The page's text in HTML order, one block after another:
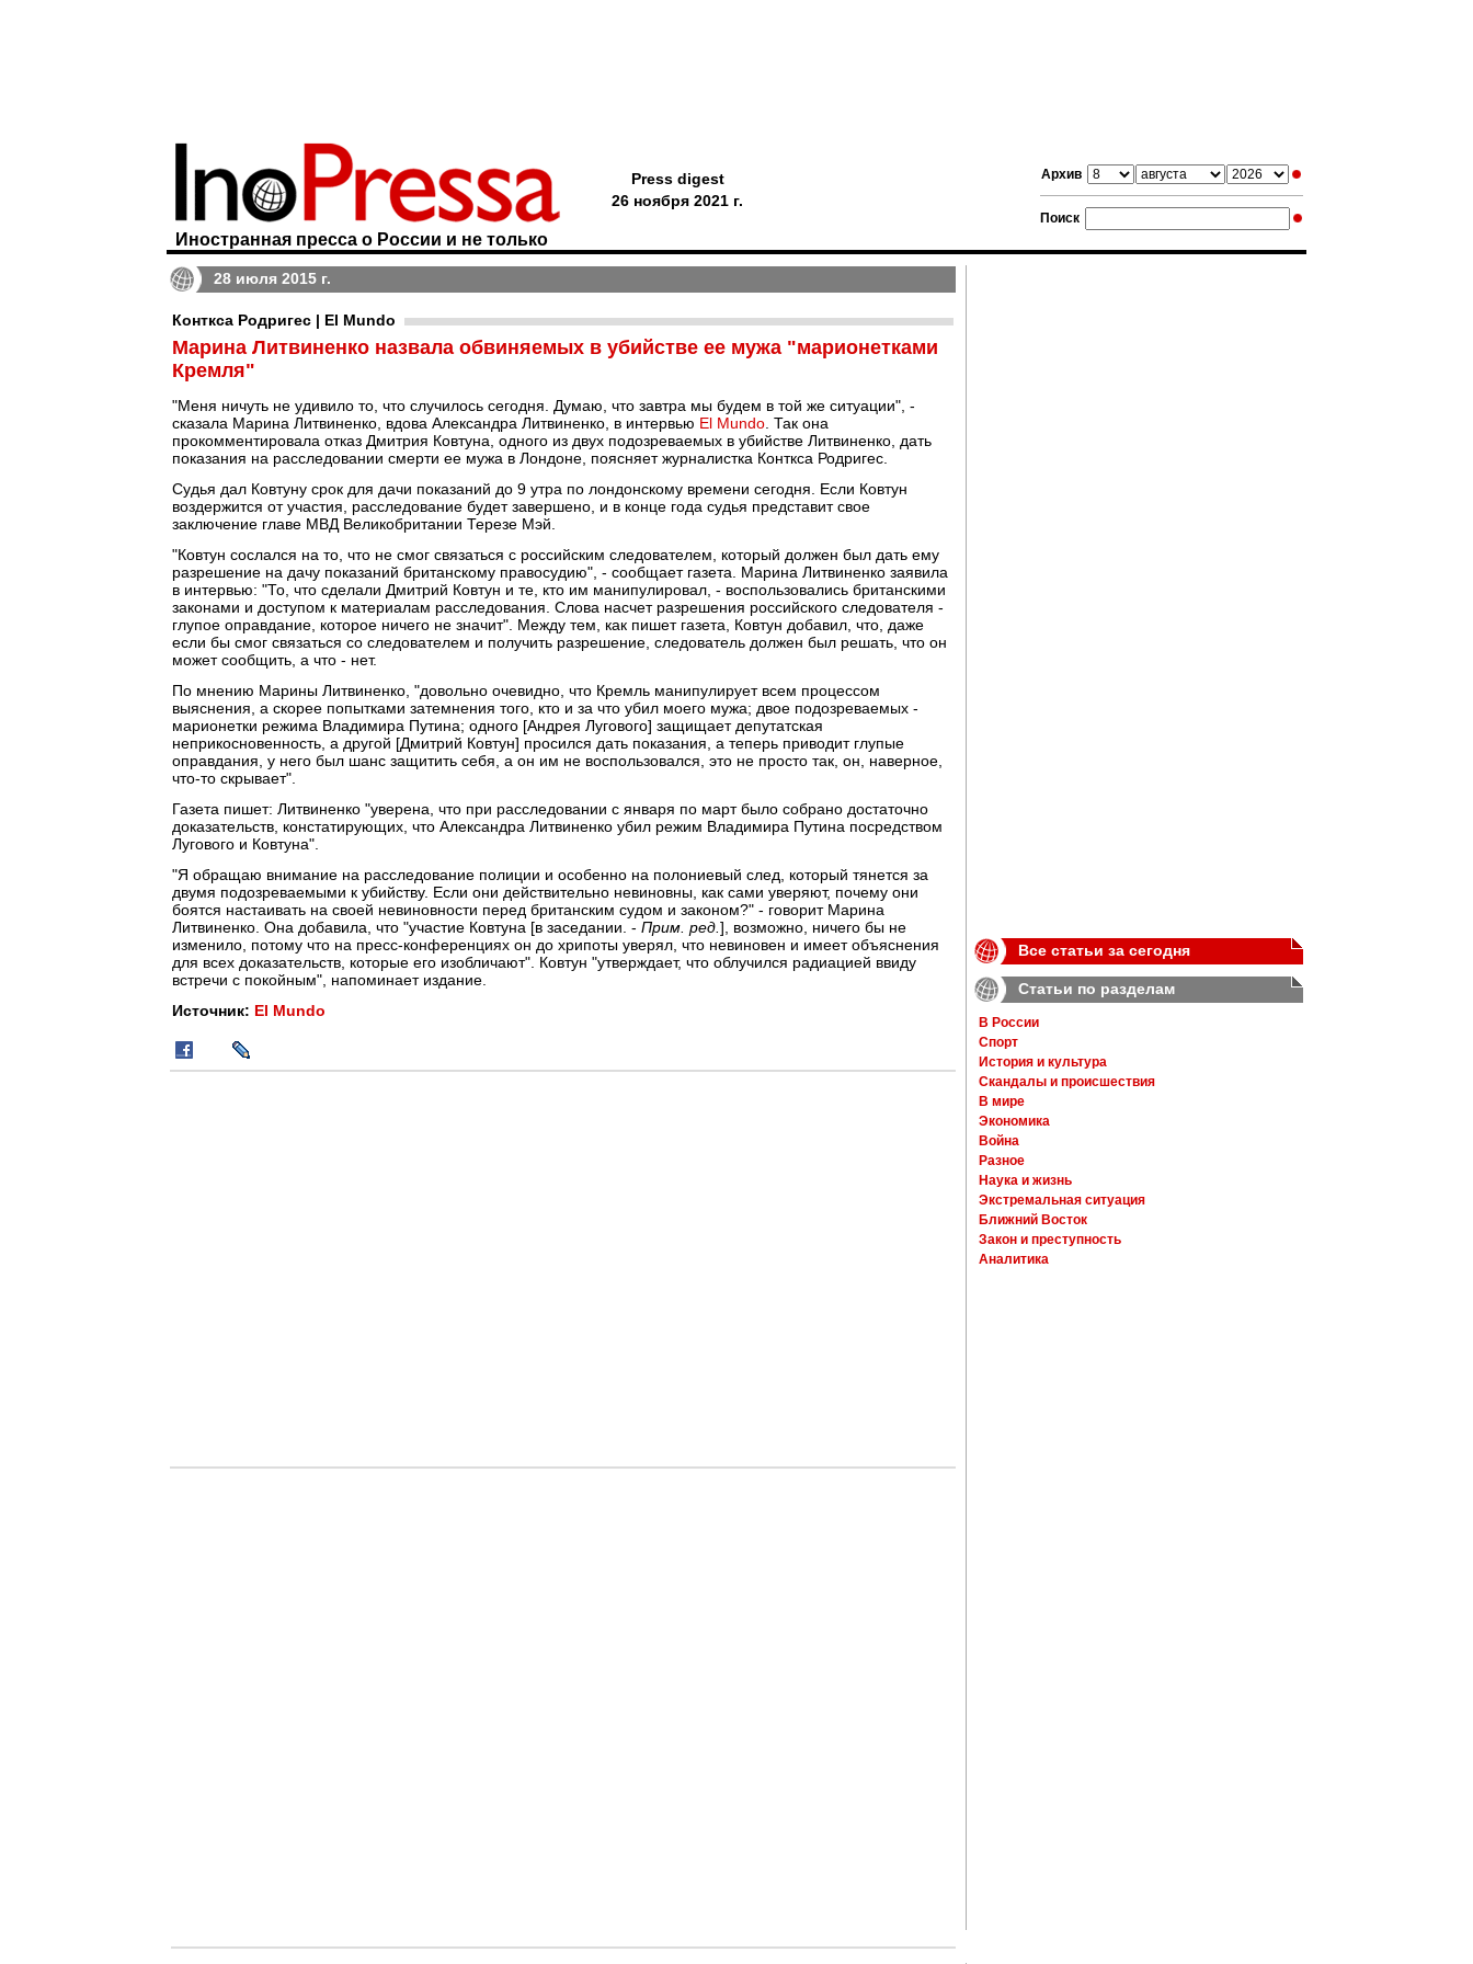
Архив
Поиск
Иностранная пресса о России и не только
Press digest
26 ноября 2021 г.
28 июля 2015 г.
Конткса Родригес | El Mundo
Марина Литвиненко назвала обвиняемых в убийстве ее мужа "марионетками
Кремля"
"Меня ничуть не удивило то, что случилось сегодня. Думаю, что завтра мы будем в той же ситуации", -
сказала Марина Литвиненко, вдова Александра Литвиненко, в интервью El Mundo . Так она
прокомментировала отказ Дмитрия Ковтуна, одного из двух подозреваемых в убийстве Литвиненко, дать
показания на расследовании смерти ее мужа в Лондоне, поясняет журналистка Конткса Родригес.
Судья дал Ковтуну срок для дачи показаний до 9 утра по лондонскому времени сегодня. Если Ковтун
воздержится от участия, расследование будет завершено, и в конце года судья представит свое
заключение главе МВД Великобритании Терезе Мэй.
"Ковтун сослался на то, что не смог связаться с российским следователем, который должен был дать ему
разрешение на дачу показаний британскому правосудию", - сообщает газета. Марина Литвиненко заявила
в интервью: "То, что сделали Дмитрий Ковтун и те, кто им манипулировал, - воспользовались британскими
законами и доступом к материалам расследования. Слова насчет разрешения российского следователя -
глупое оправдание, которое ничего не значит". Между тем, как пишет газета, Ковтун добавил, что, даже
если бы смог связаться со следователем и получить разрешение, следователь должен был решать, что он
может сообщить, а что - нет.
По мнению Марины Литвиненко, "довольно очевидно, что Кремль манипулирует всем процессом
выяснения, а скорее попытками затемнения того, кто и за что убил моего мужа; двое подозреваемых -
марионетки режима Владимира Путина; одного [Андрея Лугового] защищает депутатская
неприкосновенность, а другой [Дмитрий Ковтун] просился дать показания, а теперь приводит глупые
оправдания, у него был шанс защитить себя, а он им не воспользовался, это не просто так, он, наверное,
что-то скрывает".
Газета пишет: Литвиненко "уверена, что при расследовании с января по март было собрано достаточно
доказательств, констатирующих, что Александра Литвиненко убил режим Владимира Путина посредством
Лугового и Ковтуна".
"Я обращаю внимание на расследование полиции и особенно на полониевый след, который тянется за
двумя подозреваемыми к убийству. Если они действительно невиновны, как сами уверяют, почему они
боятся настаивать на своей невиновности перед британским судом и законом?" - говорит Марина
Литвиненко. Она добавила, что "участие Ковтуна [в заседании. - Прим. ред. ], возможно, ничего бы не
изменило, потому что на пресс-конференциях он до хрипоты уверял, что невиновен и имеет объяснения
для всех доказательств, которые его изобличают". Ковтун "утверждает, что облучился радиацией ввиду
встречи с покойным", напоминает издание.
Источник: El Mundo
Все статьи за сегодня
Статьи по разделам
В России
Спорт
История и культура
Скандалы и происшествия
В мире
Экономика
Война
Разное
Наука и жизнь
Экстремальная ситуация
Ближний Восток
Закон и преступность
Аналитика